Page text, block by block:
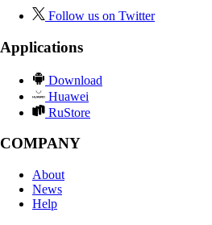
Follow us on Twitter
Applications
Download
Huawei
RuStore
COMPANY
About
News
Help